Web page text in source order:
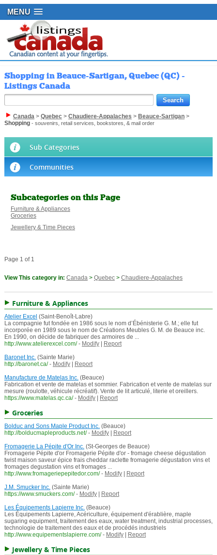
MENU
Shopping in Beauce-Sartigan, Quebec (QC) -
Listings Canada
Canada> Quebec> Chaudiere-Appalaches > Beauce-Sartigan>
Shopping- souvenirs, retail services, bookstores, & mail order
Sub Categories
Communities
Subcategories on this Page
Furniture & Appliances
Groceries
Jewellery & Time Pieces
Page 1 of 1
View This category in: Canada> Quebec> Chaudiere-Appalaches
Furniture & Appliances
Atelier Excel (Saint-Benoît-Labre)
La compagnie fut fondée en 1986 sous le nom d’Ébénisterie G. M.; elle fut
incorporée en 1989 sous le nom de Créations Meubles G. M. de Beauce inc.
En 1990, on décide de fabriquer des armoires de ...
http://www.atelierexcel.com/ - Modify|
Report
Baronet Inc.(Sainte Marie)
http://baronet.ca/ - Modify|
Report
Manufacture de Matelas Inc.(Beauce)
Fabrication et vente de matelas et sommier. Fabrication et vente de matelas sur
mesure (roulotte, véhicule récréatif). Vente de lit articulé, literie et oreillers.
https://www.matelas.qc.ca/ - Modify| Report
Groceries
Bolduc and Sons Maple Product Inc.(Beauce)
http://bolducmapleproducts.net/ - Modify|
Report
Fromagerie La Pépite d'Or Inc.(St-Georges de Beauce)
Fromagerie Pépite d'or Fromagerie Pépite d'or - fromage cheese dégustation
twist maison saveur épice frais cheddar raclette fromagerie dégustation vins et
fromages degustation vins et fromages ...
http://www.fromageriepepitedor.com/ - Modify|
Report
J.M. Smucker Inc.(Sainte Marie)
https://www.smuckers.com/ - Modify|
Report
Les Équipements Lapierre Inc.(Beauce)
Les Équipements Lapierre, Acériculture, équipement d'érablière, maple
sugaring equipment, traitement des eaux, water treatment, industrial processes,
technologie de traitement des eaux et de procédés industriels
http://www.equipementslapierre.com/ - Modify| Report
Jewellery & Time Pieces